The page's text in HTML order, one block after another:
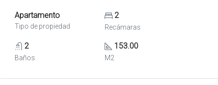
Apartamento
Tipo de propiedad
2
Recámaras
2
Baños
153.00
M2